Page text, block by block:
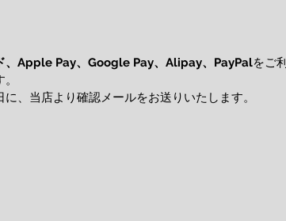
Apple Pay、Google Pay、Alipay、PayPalをご
、当店より確認メールをお送りいたします。